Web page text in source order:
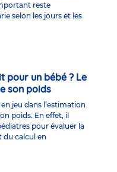
reste
selon les jours et les
pour un bébé ? Le
son poids
jeu dans l’estimation
poids. En effet, il
pour évaluer la
du calcul en